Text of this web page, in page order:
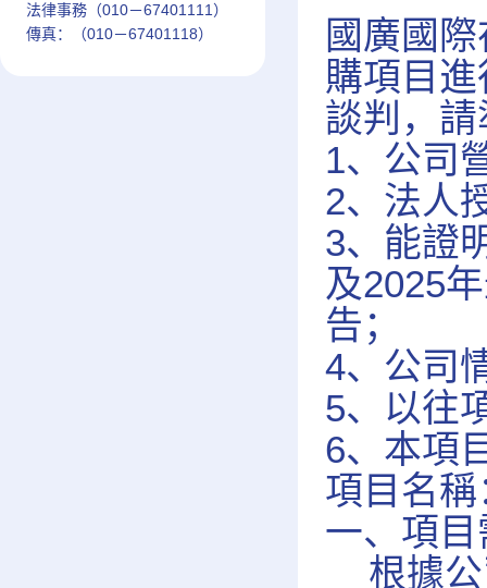
法律事務（010－67401111 ）
傳真：（010－67401118）
國廣國
購項目
談判，
1、公司
2、法人
3、能證
及2025
告；
4、公司
5、以往
6、本項
項目名
一、項
根據公